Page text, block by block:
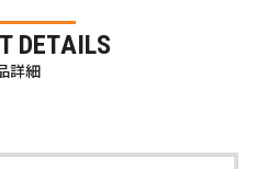
DETAILS
詳細